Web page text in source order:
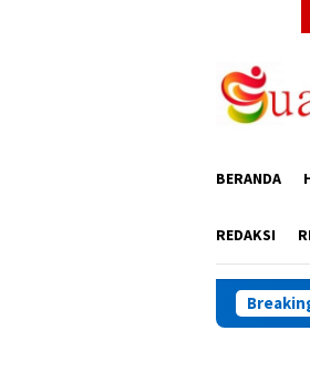
BERANDA
REDAKSI
Jelang HUT